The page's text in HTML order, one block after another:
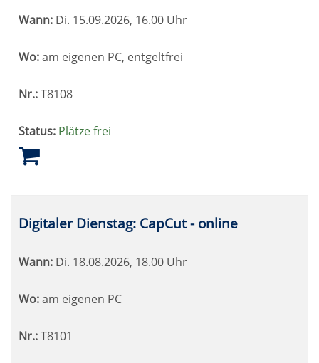
Wann: Di. 15.09.2026, 16.00 Uhr
Wo:am eigenen PC, entgeltfrei
Nr.:T8108
Status: Plätze frei
Digitaler Dienstag: CapCut - online
Wann: Di. 18.08.2026, 18.00 Uhr
Wo:am eigenen PC
Nr.:T8101